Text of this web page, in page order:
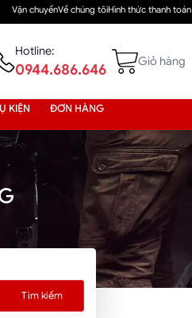
Vận chuyểnVề chúng tôiHình thức thanh toán
Hotline:
0944.686.646 Giỏ hàng
KIỆN ĐƠN HÀNG
Tìm kiếm